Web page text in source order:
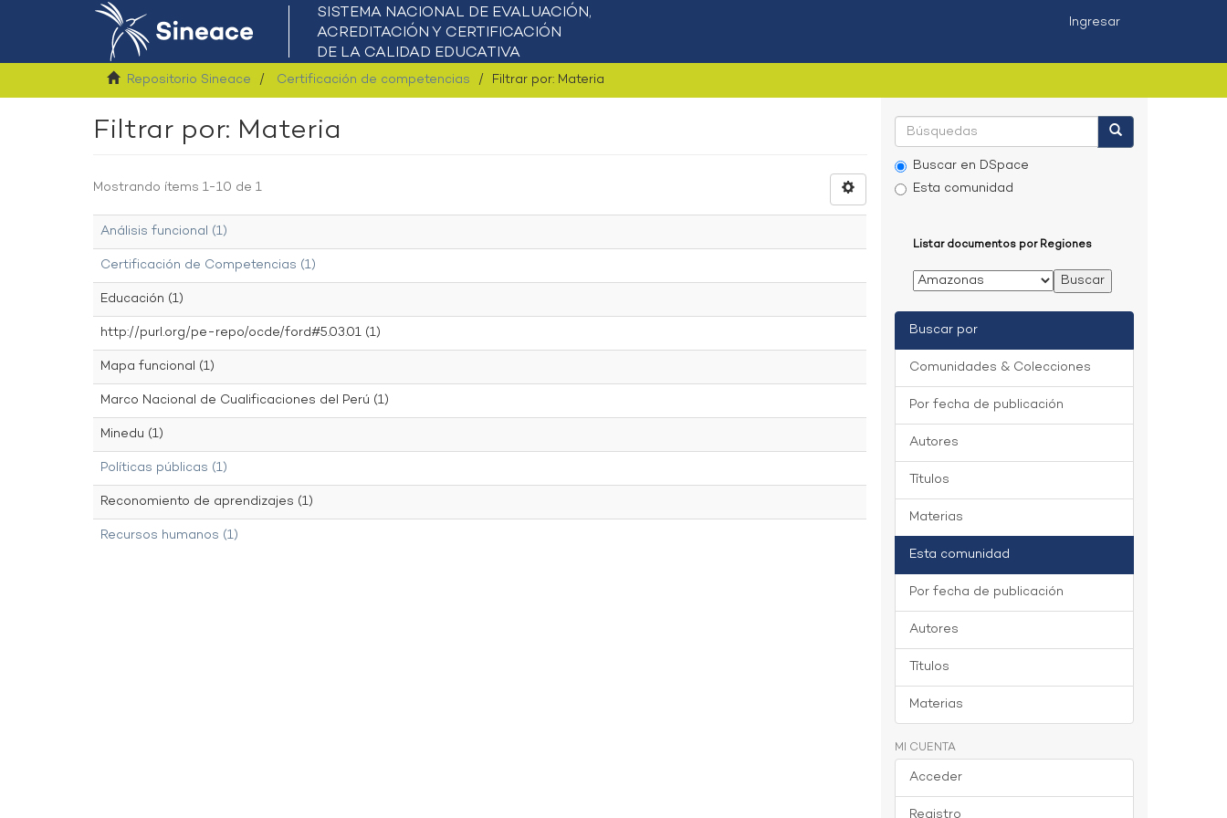
Ingresar
Repositorio Sineace Certificación de competencias Filtrar por: Materia
Filtrar por: Materia
Mostrando ítems 1-10 de 1
Análisis funcional (1)
Certificación de Competencias (1)
Educación (1)
http://purl.org/pe-repo/ocde/ford#5.03.01 (1)
Mapa funcional (1)
Marco Nacional de Cualificaciones del Perú (1)
Minedu (1)
Políticas públicas (1)
Reconomiento de aprendizajes (1)
Recursos humanos (1)
Buscar en DSpace
Esta comunidad
Listar documentos por Regiones
Buscar por
Comunidades & Colecciones
Por fecha de publicación
Autores
Títulos
Materias
Esta comunidad
Por fecha de publicación
Autores
Títulos
Materias
MI CUENTA
Acceder